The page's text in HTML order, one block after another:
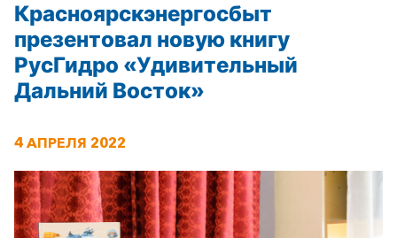
Красноярскэнергосбыт
презентовал новую книгу
РусГидро «Удивительный
Дальний Восток»
4 АПРЕЛЯ 2022